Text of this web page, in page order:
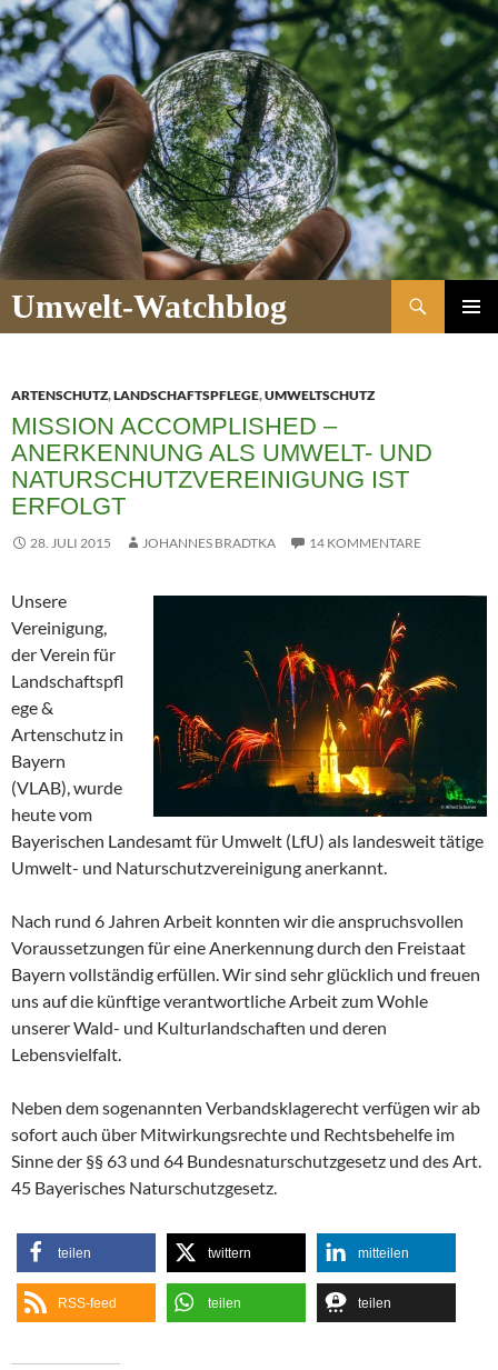
Umwelt-Watchblog
Suchen
ARTENSCHUTZ,LANDSCHAFTSPFLEGE,UMWELTSCHUTZ
MISSION ACCOMPLISHED –
ANERKENNUNG ALS UMWELT- UND
NATURSCHUTZVEREINIGUNG IST
ERFOLGT
28. JULI 2015 JOHANNES BRADTKA 14 KOMMENTARE
Unsere
Vereinigung,
der Verein für
Landschaftspfl
ege &
Artenschutz in
Bayern
(VLAB), wurde
heute vom
Bayerischen Landesamt für Umwelt (LfU) als landesweit tätige
Umwelt- und Naturschutzvereinigung anerkannt.
Nach rund 6 Jahren Arbeit konnten wir die anspruchsvollen
Voraussetzungen für eine Anerkennung durch den Freistaat
Bayern vollständig erfüllen. Wir sind sehr glücklich und freuen
uns auf die künftige verantwortliche Arbeit zum Wohle
unserer Wald- und Kulturlandschaften und deren
Lebensvielfalt.
Neben dem sogenannten Verbandsklagerecht verfügen wir ab
sofort auch über Mitwirkungsrechte und Rechtsbehelfe im
Sinne der §§ 63 und 64 Bundesnaturschutzgesetz und des Art.
45 Bayerisches Naturschutzgesetz.
teilen twittern mitteilen
RSS-feed teilen teilen